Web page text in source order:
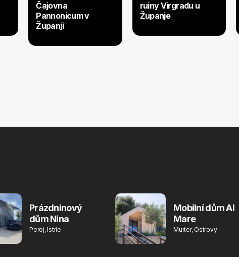
Čajovna
Pannonicum v
Županji
ruiny Virgradu u
Županje
Prázdninový
dům Nina
Peroj, Istrie
Mobilní dům Al
Mare
Murter, Ostrovy